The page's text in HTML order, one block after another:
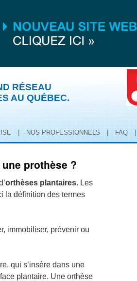
RÉSEAU
AU QUÉBEC.
NOS PROFESSIONNELS FAQ
prothèse ?
orthèses plantaires. Les
la définition des termes
immobiliser, prévenir ou
qui s’insère dans une
plantaire. Une orthèse